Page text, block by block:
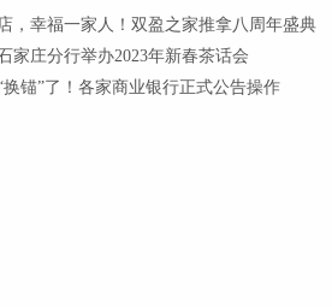
，幸福一家人！双盈之家推拿八周年盛典
家庄分行举办2023年新春茶话会
换锚”了！各家商业银行正式公告操作